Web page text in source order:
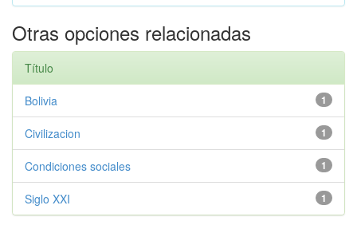
Otras opciones relacionadas
Título
1
Bolivia
1
Civilizacion
1
Condiciones sociales
1
Siglo XXI